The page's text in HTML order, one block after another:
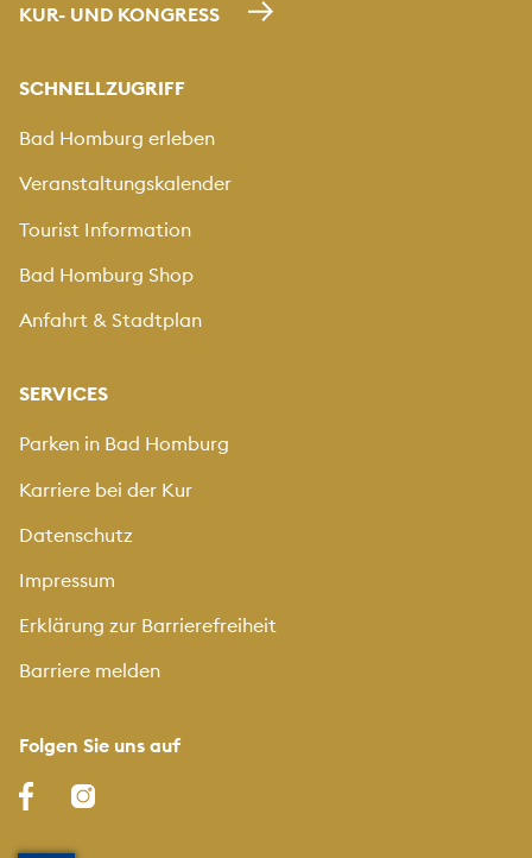
KUR- UND KONGRESS
SCHNELLZUGRIFF
Bad Homburg erleben
Veranstaltungskalender
Tourist Information
Bad Homburg Shop
Anfahrt & Stadtplan
SERVICES
Parken in Bad Homburg
Karriere bei der Kur
Datenschutz
Impressum
Erklärung zur Barrierefreiheit
Barriere melden
Folgen Sie uns auf